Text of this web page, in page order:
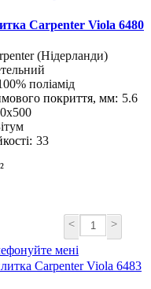
Carpenter Viola 6480
(Нідерланди)
поліамід
покриття, мм: 5.6
33
< >
мені